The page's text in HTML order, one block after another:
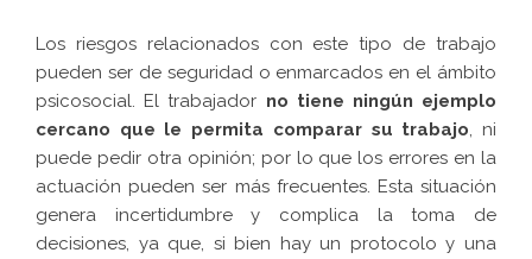
Los riesgos relacionados con este tipo de trabajo
pueden ser de seguridad o enmarcados en el ámbito
psicosocial. El trabajador no tiene ningún ejemplo
cercano que le permita comparar su trabajo, ni
puede pedir otra opinión; por lo que los errores en la
actuación pueden ser más frecuentes. Esta situación
genera incertidumbre y complica la toma de
decisiones, ya que, si bien hay un protocolo y una